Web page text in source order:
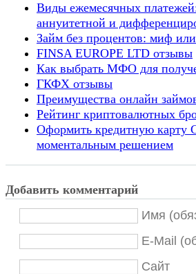
Виды ежемесячных
аннуитетной и
Займ без процентов: миф или
FINSA EUROPE LTD отзывы
Как выбрать МФО для
ГКФХ отзывы
Преимущества онлайн
Рейтинг криптовалютных
Оформить кредитную карту
моментальным решением
Добавить комментарий
Имя
E-Mail
Сайт